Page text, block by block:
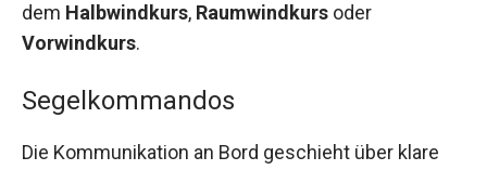
dem Halbwindkurs, Raumwindkurs oder
Vorwindkurs.
Segelkommandos
Die Kommunikation an Bord geschieht über klare